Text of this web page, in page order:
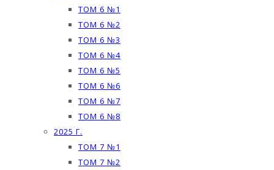
ТОМ 6 №1
ТОМ 6 №2
ТОМ 6 №3
ТОМ 6 №4
ТОМ 6 №5
ТОМ 6 №6
ТОМ 6 №7
ТОМ 6 №8
2025 Г.
ТОМ 7 №1
ТОМ 7 №2